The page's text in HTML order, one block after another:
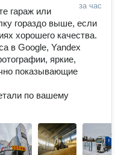
за час
гараж или
гораздо выше, если
хорошего качества.
в Google, Yandex
яркие,
показывающие
по вашему